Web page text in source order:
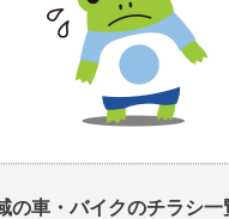
の車・バイクのチラシ一